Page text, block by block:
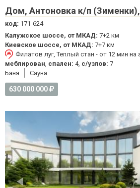
Дом, Антоновка к/п
код: 171-624
Калужское шоссе, от МКАД: 7+2 км
Киевское шоссе, от МКАД: 7+7 км
Филатов луг, Теплый стан - от 12 мин на
меблирован, спален: 4, с/узлов: 7
Баня
Cауна
630 000 000